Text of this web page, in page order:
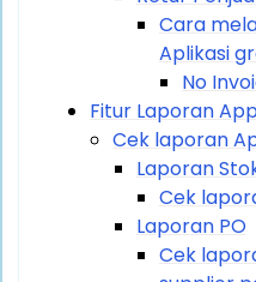
Cara
Aplikasi
No
Fitur Laporan
Cek laporan
Laporan
Cek
Laporan PO
Cek